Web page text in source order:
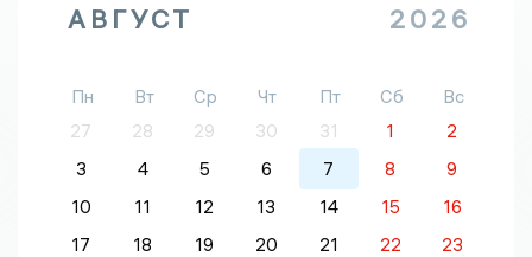
АВГУСТ 2026
Пн Вт Ср Чт Пт Сб
Вс
27
28 29 30 31 1
2
3
4 5 6 7 8
9
10
11 12 13 14 15
16
17
18 19 20 21 22
23